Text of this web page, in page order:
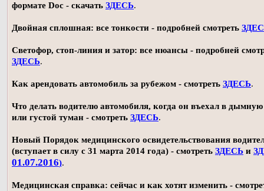
формате Doc - скачать ЗДЕСЬ.
Двойная сплошная: все тонкости - подробней смотреть
Светофор, стоп-линия и затор: все нюансы - подробней
ЗДЕСЬ.
Как арендовать автомобиль за рубежом - смотреть ЗДЕСЬ.
Что делать водителю автомобиля, когда он въехал в дымную
или густой туман - смотреть ЗДЕСЬ.
Новый Порядок медицинского освидетельствования
(вступает в силу с 31 марта 2014 года) - смотреть ЗДЕСЬ и
01.07.2016).
Медицинская справка: сейчас и как хотят изменить -